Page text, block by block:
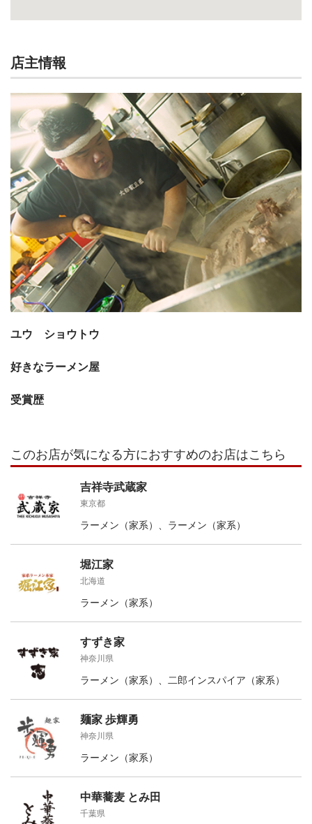
店主情報
ユウ ショウトウ
好きなラーメン屋
受賞歴
このお店が気になる方におすすめのお店はこちら
吉祥寺武蔵家
東京都
ラーメン（家系）、ラーメン（家系）
堀江家
北海道
ラーメン（家系）
すずき家
神奈川県
ラーメン（家系）、二郎インスパイア（家系）
麺家 歩輝勇
神奈川県
ラーメン（家系）
中華蕎麦 とみ田
千葉県